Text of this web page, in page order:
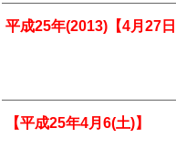
平成25年(2013)【4月27
【平成25年4月6(土)】